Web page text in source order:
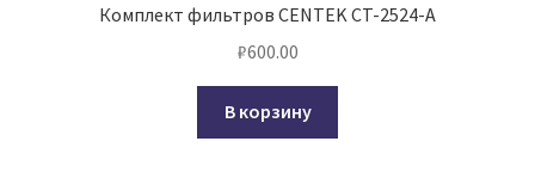
Комплект фильтров CENTEK CT-2524-A
₽600.00
В корзину